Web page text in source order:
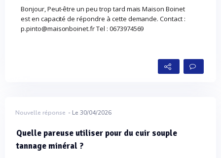
Bonjour, Peut-être un peu trop tard mais Maison Boinet
est en capacité de répondre à cette demande. Contact :
p.pinto@maisonboinet.fr Tel : 0673974569
Nouvelle réponse - Le 30/04/2026
Quelle pareuse utiliser pour du cuir souple
tannage minéral ?